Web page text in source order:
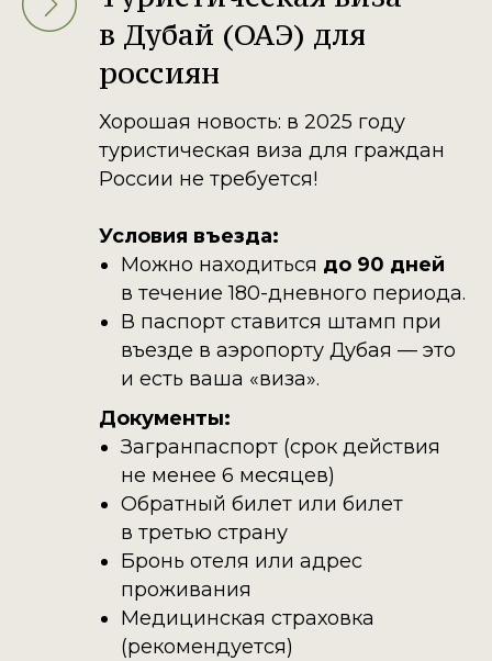
в Дубай (ОАЭ) для
россиян
Хорошая новость: в 2025 году
туристическая виза для граждан
России не требуется!
Условия въезда:
Можно находиться до 90 дней
в течение 180-дневного периода.
В паспорт ставится штамп при
въезде в аэропорту Дубая — это
и есть ваша «виза».
Документы:
Загранпаспорт (срок действия
не менее 6 месяцев)
Обратный билет или билет
в третью страну
Бронь отеля или адрес
проживания
Медицинская страховка
(рекомендуется)